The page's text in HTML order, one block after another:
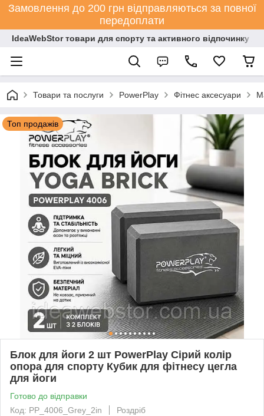
Замовлення до 200 грн відправляються за повної
передоплати
IdeaWebStor товари для спорту та активного відпочинку
Товари та послуги PowerPlay Фітнес аксесуари
Топ продажів
Блок для йоги 2 шт PowerPlay Сірий колір
опора для спорту Кубик для фітнесу цегла
для йоги
Готово до відправки
Код: PP_4006_Grey_2in
Роздріб